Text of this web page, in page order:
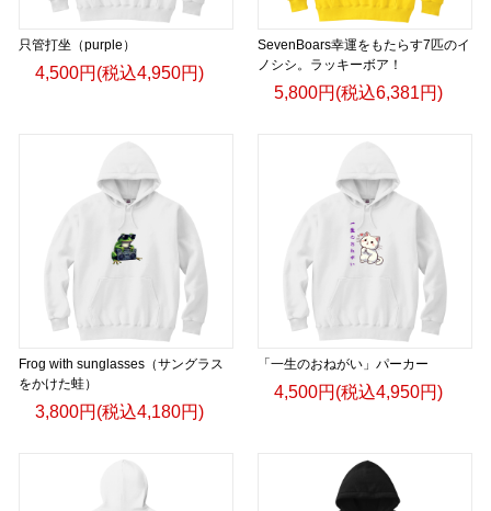
只管打坐（purple）
4,500円(税込4,950円)
SevenBoars幸運をもたらす7匹のイ
ノシシ。ラッキーボア！
5,800円(税込6,381円)
Frog with sunglasses（サングラス
をかけた蛙）
3,800円(税込4,180円)
「一生のおねがい」パーカー
4,500円(税込4,950円)